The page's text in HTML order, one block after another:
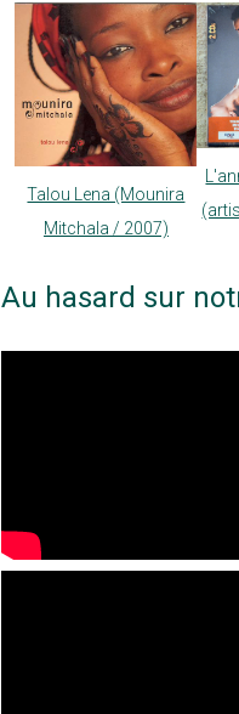
Talou Lena (Mounira
Mitchala / 2007)
Au hasard sur